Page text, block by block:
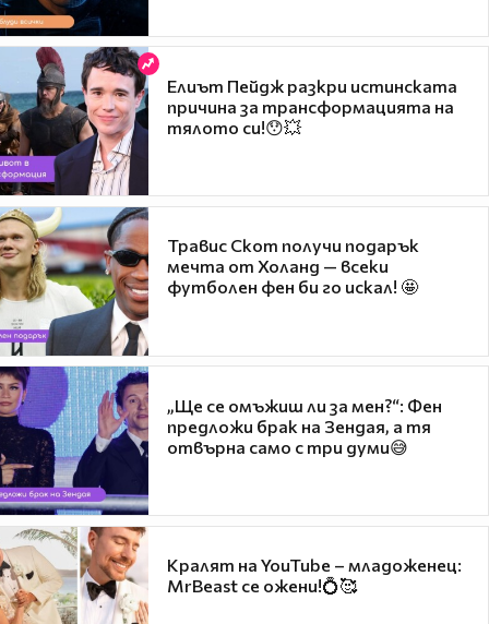
Елиът Пейдж разкри истинската
причина за трансформацията на
тялото си!😯💥
Травис Скот получи подарък
мечта от Холанд — всеки
футболен фен би го искал! 🤩
„Ще се омъжиш ли за мен?“: Фен
предложи брак на Зендая, а тя
отвърна само с три думи😅
Кралят на YouTube – младоженец:
MrBeast се ожени!💍🥰